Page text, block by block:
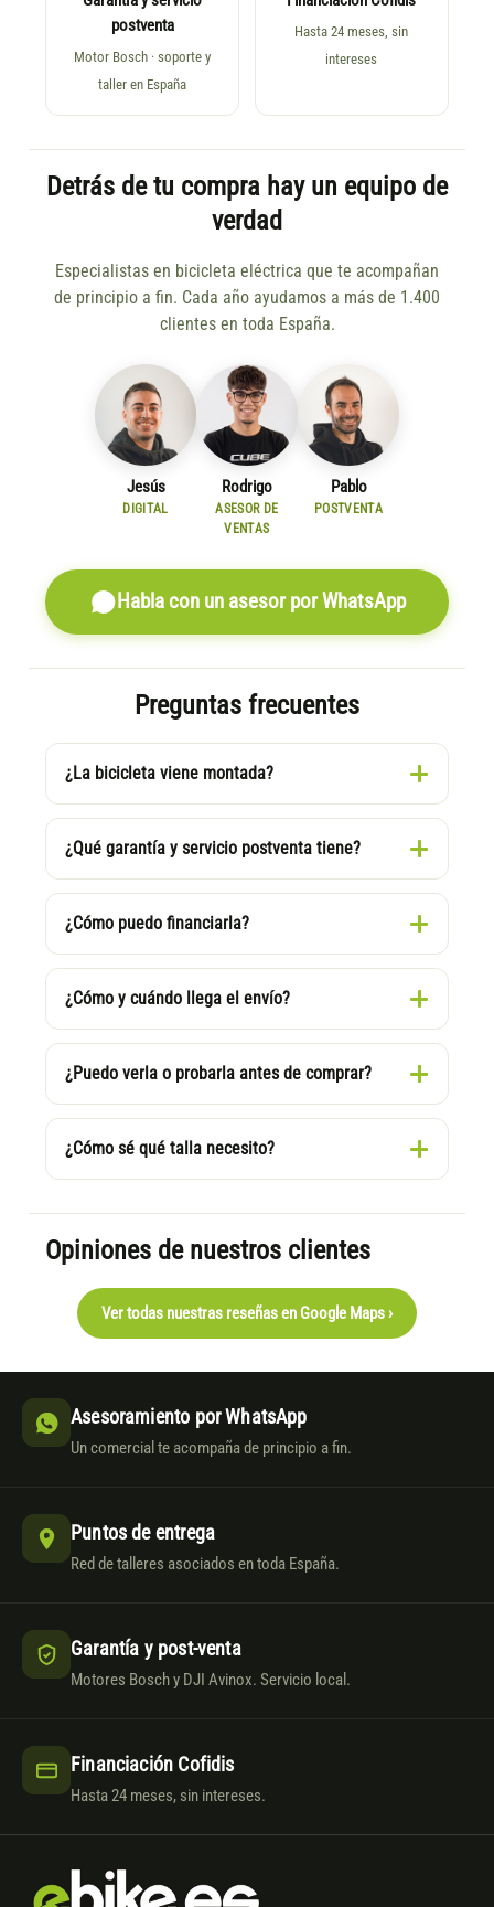
postventa
Motor Bosch · soporte y
taller en España
Hasta 24 meses, sin
intereses
Detrás de tu compra hay un equipo de
verdad
Especialistas en bicicleta eléctrica que te acompañan
de principio a fin. Cada año ayudamos a más de 1.400
clientes en toda España.
Jesús
DIGITAL
Rodrigo
ASESOR DE
VENTAS
Pablo
POSTVENTA
Habla con un asesor por WhatsApp
Preguntas frecuentes
¿La bicicleta viene montada?
¿Qué garantía y servicio postventa tiene?
¿Cómo puedo financiarla?
¿Cómo y cuándo llega el envío?
¿Puedo verla o probarla antes de comprar?
¿Cómo sé qué talla necesito?
Opiniones de nuestros clientes
Ver todas nuestras reseñas en Google Maps ›
Asesoramiento por WhatsApp
Un comercial te acompaña de principio a fin.
Puntos de entrega
Red de talleres asociados en toda España.
Garantía y post-venta
Motores Bosch y DJI Avinox. Servicio local.
Financiación Cofidis
Hasta 24 meses, sin intereses.